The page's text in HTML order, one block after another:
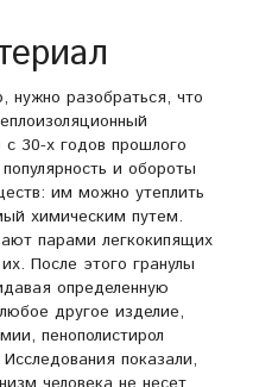
разобраться, что
30-х годов прошлого
и обороты
им можно утеплить
химическим путем.
парами легкокипящих
После этого гранулы
определенную
другое изделие,
пенополистирол
показали,